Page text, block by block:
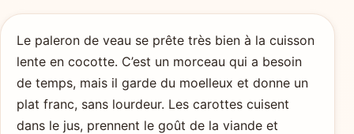
Le paleron de veau se prête très bien à la cuisson
lente en cocotte. C’est un morceau qui a besoin
de temps, mais il garde du moelleux et donne un
plat franc, sans lourdeur. Les carottes cuisent
dans le jus, prennent le goût de la viande et